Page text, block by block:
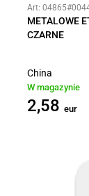
Art:
METALOWE
CZARNE
China
W magazynie
2,58 eur